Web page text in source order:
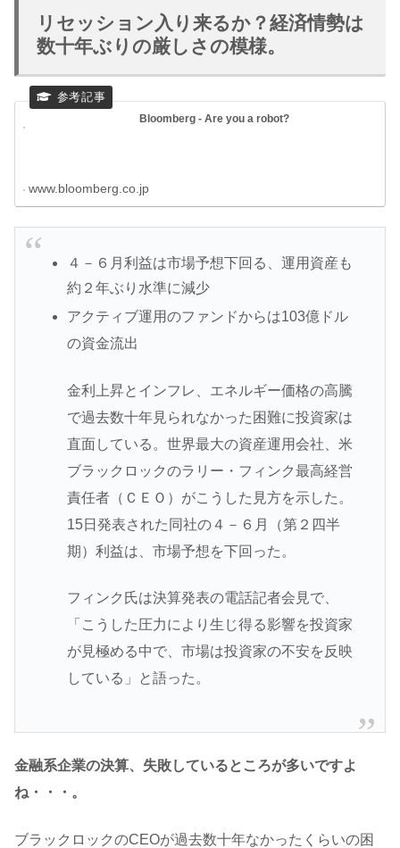
リセッション入り来るか？経済情勢は
数十年ぶりの厳しさの模様。
Bloomberg - Are you a robot?
www.bloomberg.co.jp
４－６月利益は市場予想下回る、運用資産も
約２年ぶり水準に減少
アクティブ運用のファンドからは103億ドル
の資金流出
金利上昇とインフレ、エネルギー価格の高騰
で過去数十年見られなかった困難に投資家は
直面している。世界最大の資産運用会社、米
ブラックロックのラリー・フィンク最高経営
責任者（ＣＥＯ）がこうした見方を示した。
15日発表された同社の４－６月（第２四半
期）利益は、市場予想を下回った。
フィンク氏は決算発表の電話記者会見で、
「こうした圧力により生じ得る影響を投資家
が見極める中で、市場は投資家の不安を反映
している」と語った。
金融系企業の決算、失敗しているところが多いですよ
ね・・・。
ブラックロックのCEOが過去数十年なかったくらいの困